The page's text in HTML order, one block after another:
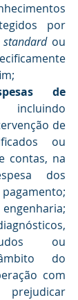
por
ou
de
de
ou
contas, na
dos
ou
do
com
prejudicar